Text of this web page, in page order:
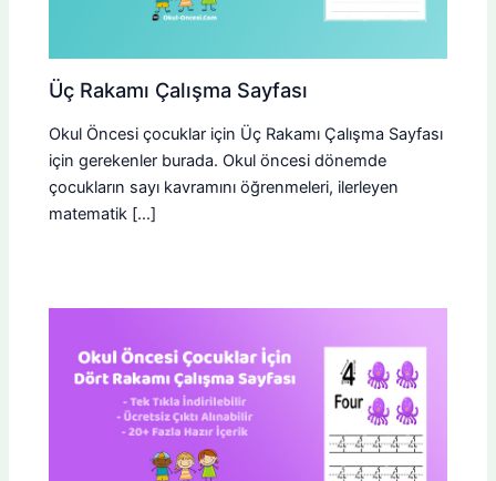
Üç Rakamı Çalışma Sayfası
Okul Öncesi çocuklar için Üç Rakamı Çalışma Sayfası
için gerekenler burada. Okul öncesi dönemde
çocukların sayı kavramını öğrenmeleri, ilerleyen
matematik […]